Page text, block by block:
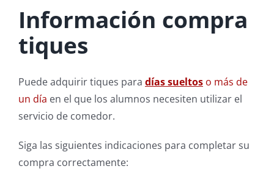
Información compra
tiques
Puede adquirir tiques para días sueltoso más de
un día en el que los alumnos necesiten utilizar el
servicio de comedor.
Siga las siguientes indicaciones para completar su
compra correctamente: